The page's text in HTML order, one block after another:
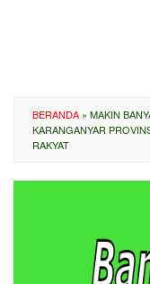
BERANDA » MAKIN
KARANGANYAR
RAKYAT